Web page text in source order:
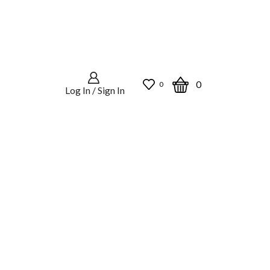
Log In / Sign In
0 0